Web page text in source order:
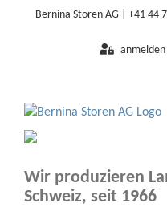
Bernina Storen AG | +41 44
anmelden
Wir produzieren
Schweiz, seit 1966